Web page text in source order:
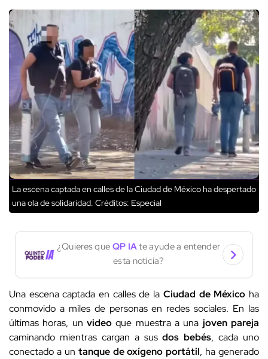
La escena captada en calles de la Ciudad de México ha despertado
una ola de solidaridad. Créditos: Especial
¿Quieres que QP IAte ayude a entender
esta noticia?
Una escena captada en calles de la Ciudad de México ha
conmovido a miles de personas en redes sociales. En las
últimas horas, un video que muestra a una joven pareja
caminando mientras cargan a susdos bebés, cada uno
conectado a un tanque de oxígeno portátil, ha generado